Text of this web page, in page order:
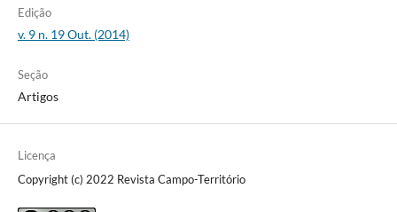
Edição
v. 9 n. 19 Out. (2014)
Seção
Artigos
Licença
Copyright (c) 2022 Revista Campo-Território